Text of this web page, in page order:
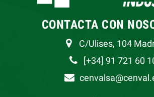
CONTACTA CON
C/Ulises, 104
[+34] 91 721 60